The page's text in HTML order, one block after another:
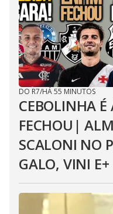
DO R7/HÁ 55 MINUTOS
CEBOLINHA
FECHOU|
SCALONI NO
GALO, VINI E+